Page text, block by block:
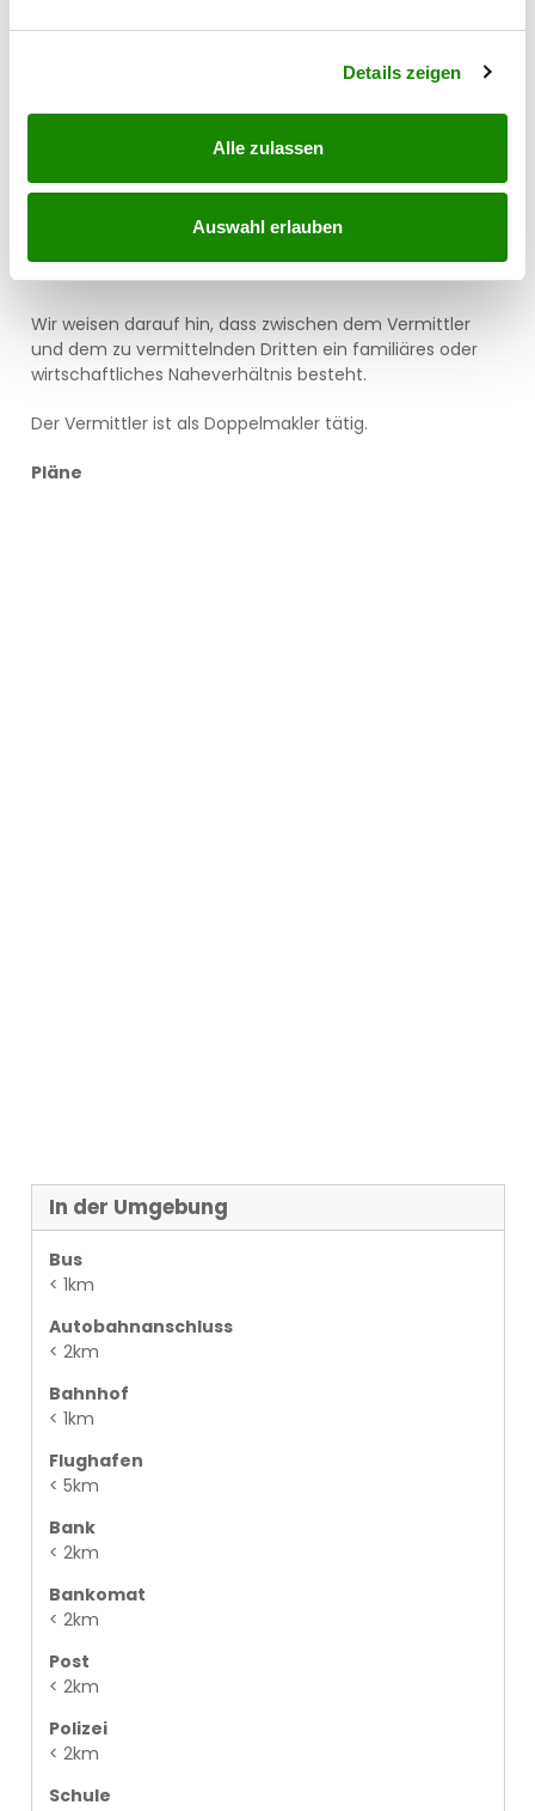
Details zeigen
Alle zulassen
Auswahl erlauben
unverbindlichen Besichtigungstermin stehen wir gerne
Stefan Pichler | 0676 4630535 | s.pichler@sperer-
Wir weisen darauf hin, dass zwischen dem Vermittler
und dem zu vermittelnden Dritten ein familiäres oder
wirtschaftliches Naheverhältnis besteht.
Der Vermittler ist als Doppelmakler tätig.
Pläne
In der Umgebung
Bus
< 1km
Autobahnanschluss
< 2km
Bahnhof
< 1km
Flughafen
< 5km
Bank
< 2km
Bankomat
< 2km
Post
< 2km
Polizei
< 2km
Schule